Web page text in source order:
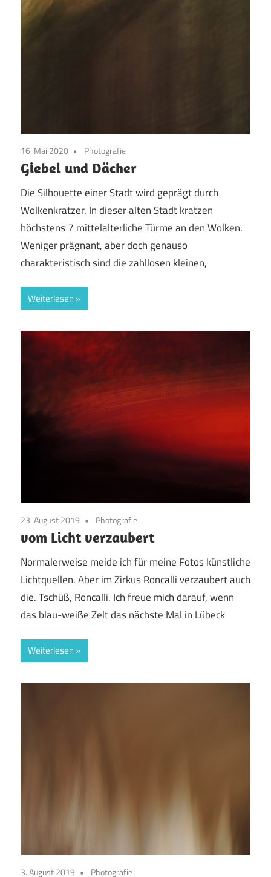
16. Mai 2020 Photografie
Giebel und Dächer
Die Silhouette einer Stadt wird geprägt durch
Wolkenkratzer. In dieser alten Stadt kratzen
höchstens 7 mittelalterliche Türme an den Wolken.
Weniger prägnant, aber doch genauso
charakteristisch sind die zahllosen kleinen,
Weiterlesen
23. August 2019 Photografie
vom Licht verzaubert
Normalerweise meide ich für meine Fotos künstliche
Lichtquellen. Aber im Zirkus Roncalli verzaubert auch
die. Tschüß, Roncalli. Ich freue mich darauf, wenn
das blau-weiße Zelt das nächste Mal in Lübeck
Weiterlesen
3. August 2019 Photografie